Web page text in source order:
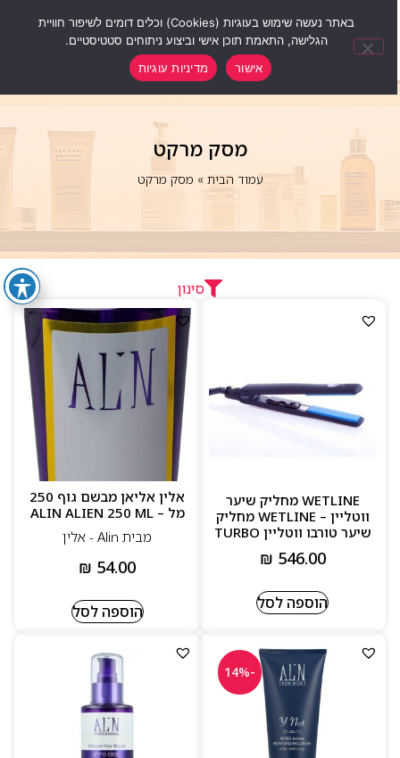
מסק מרקט
עמוד הבית» מסק מרקט
סינון
WETLINE מחליק שיער
ווטליין – WETLINE מחליק
שיער טורבו ווטליין TURBO
₪ 546.00
הוספה לסל
אלין אליאן מבשם גוף 250
מל – ALIN ALIEN 250 ML
מבית Alin - אלין
₪ 54.00
הוספה לסל
-14%
באתר נעשה שימוש בעוגיות (Cookies) וכלים דומים לשיפור חוויית
הגלישה, התאמת תוכן אישי וביצוע ניתוחים סטטיסטיים.
אישור
מדיניות עוגיות